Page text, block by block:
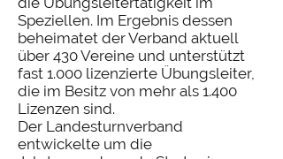
Speziellen. Im Ergebnis dessen
beheimatet der Verband aktuell
über 430 Vereine und unterstützt
fast 1.000 lizenzierte Übungsleiter,
die im Besitz von mehr als 1.400
Lizenzen sind.
Der Landesturnverband
entwickelte um die